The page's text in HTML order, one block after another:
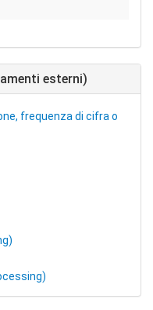
esterni)
frequenza di cifra o